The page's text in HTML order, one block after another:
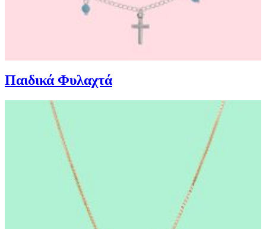
μας και την ανάπτυξη προϊόντων. Επίσης, κοινοποιούμε
πληροφορίες σχετικά με την από μέρους σας χρήση της
τοποθεσίας μας στους συνεργάτες μέσων κοινωνικής
δικτύωσης, διαφημίσεων και ανάλυσης.
Παιδικά Φυλαχτά